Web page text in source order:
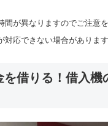
が異なりますのでご注意を
応できない場合があります
を借りる！借入機